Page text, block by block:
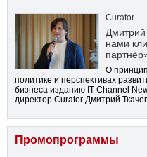
Curator
нами
О
политике и перспективах
бизнеса изданию IT Channel
директор Curator Дмитрий
Промопрограммы